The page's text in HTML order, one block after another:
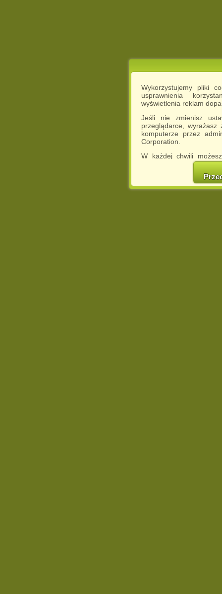
Wykorzystujemy pliki
usprawnienia
wyświetlenia reklam
Jeśli nie zmienisz
przeglądarce,
komputerze przez
Corporation.
W każdej chwili
cookies w swojej
w naszej
http://chomikuj.pl/